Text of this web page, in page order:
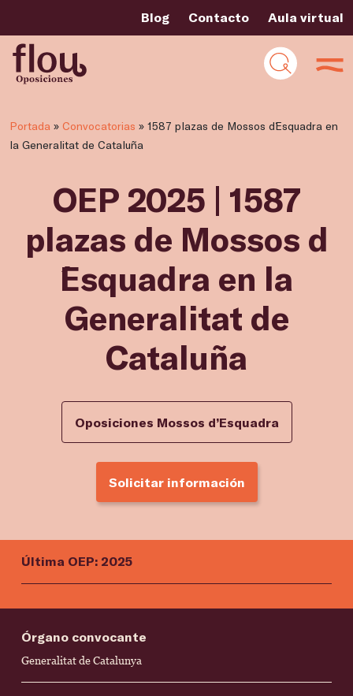
Blog Contacto Aula virtual
Portada » Convocatorias » 1587 plazas de Mossos d´Esquadra en
la Generalitat de Cataluña
OEP 2025 | 1587
plazas de Mossos d
´Esquadra en la
Generalitat de
Cataluña
Oposiciones Mossos d’Esquadra
Solicitar información
Última OEP: 2025
Órgano convocante
Generalitat de Catalunya